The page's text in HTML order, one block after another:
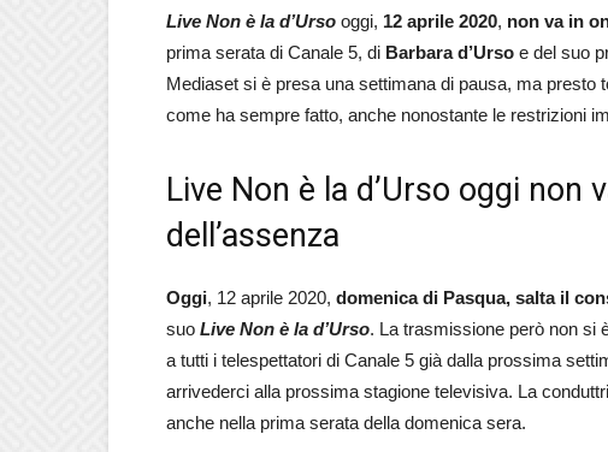
Live Non è la d’Urso oggi, 12 aprile 2020, non va in
prima serata di Canale 5, di Barbara d’Urso e del suo
Mediaset si è presa una settimana di pausa, ma presto
come ha sempre fatto, anche nonostante le restrizioni
Live Non è la d’Urso oggi non
dell’assenza
Oggi, 12 aprile 2020, domenica di Pasqua, salta il
suo Live Non è la d’Urso. La trasmissione però non si
a tutti i telespettatori di Canale 5 già dalla prossima
arrivederci alla prossima stagione televisiva. La
anche nella prima serata della domenica sera.